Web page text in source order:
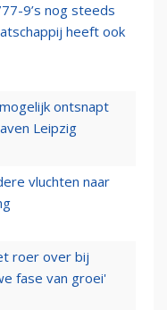
9’s nog steeds
heeft ook
ontsnapt
Leipzig
vluchten naar
roer over bij
fase van groei'